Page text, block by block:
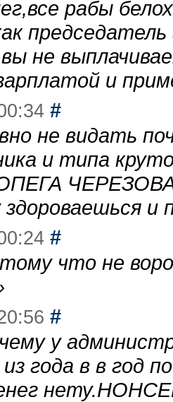
рабы
не
и
#
не видать
и типа
здороваешься
#
что не
#
у
года в в год